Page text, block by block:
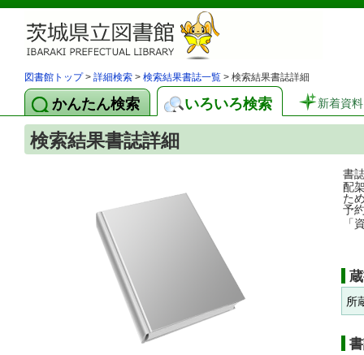
図書館トップ> 詳細検索 > 検索結果書誌一覧 > 検索結果書誌詳細
かんたん検索 いろいろ検索 新着資料
検索結果書誌詳細
書
配
た
予
「
所